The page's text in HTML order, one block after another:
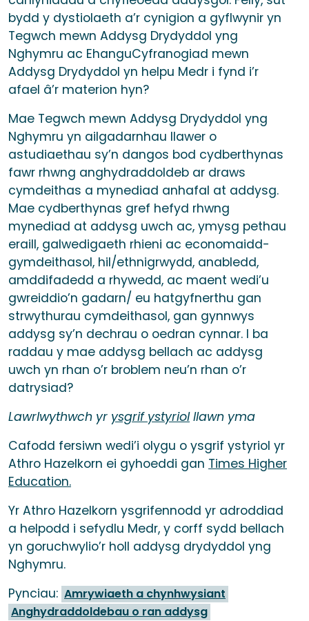
bydd y dystiolaeth a’r cynigion a gyflwynir yn
Tegwch mewn Addysg Drydyddol yng
Nghymru ac EhanguCyfranogiad mewn
Addysg Drydyddol yn helpu Medr i fynd i’r
afael â’r materion hyn?
Mae Tegwch mewn Addysg Drydyddol yng
Nghymru yn ailgadarnhau llawer o
astudiaethau sy’n dangos bod cydberthynas
fawr rhwng anghydraddoldeb ar draws
cymdeithas a mynediad anhafal at addysg.
Mae cydberthynas gref hefyd rhwng
mynediad at addysg uwch ac, ymysg pethau
eraill, galwedigaeth rhieni ac economaidd-
gymdeithasol, hil/ethnigrwydd, anabledd,
amddifadedd a rhywedd, ac maent wedi’u
gwreiddio’n gadarn/ eu hatgyfnerthu gan
strwythurau cymdeithasol, gan gynnwys
addysg sy’n dechrau o oedran cynnar. I ba
raddau y mae addysg bellach ac addysg
uwch yn rhan o’r broblem neu’n rhan o’r
datrysiad?
Lawrlwythwch yr ysgrif ystyriol llawn yma
Cafodd fersiwn wedi’i olygu o ysgrif ystyriol yr
Athro Hazelkorn ei gyhoeddi gan Times Higher
Education.
Yr Athro Hazelkorn ysgrifennodd yr adroddiad
a helpodd i sefydlu Medr, y corff sydd bellach
yn goruchwylio’r holl addysg drydyddol yng
Nghymru.
Pynciau: Amrywiaeth a chynhwysiant
Anghydraddoldebau o ran addysg